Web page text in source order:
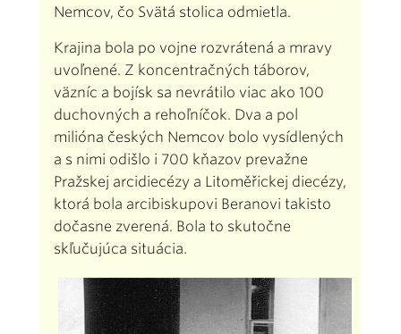
Nemcov, čo Svätá stolica odmietla.
Krajina bola po vojne rozvrátená a mravy
uvoľnené. Z koncentračných táborov,
väzníc a bojísk sa nevrátilo viac ako 100
duchovných a rehoľníčok. Dva a pol
milióna českých Nemcov bolo vysídlených
a s nimi odišlo i 700 kňazov prevažne
Pražskej arcidiecézy a Litoměřickej diecézy,
ktorá bola arcibiskupovi Beranovi takisto
dočasne zverená. Bola to skutočne
skľučujúca situácia.